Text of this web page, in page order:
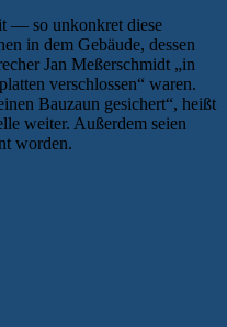
— so unkonkret diese
in dem Gebäude, dessen
Jan Meßerschmidt „in
verschlossen“ waren.
Bauzaun gesichert“, heißt
weiter. Außerdem seien
worden.